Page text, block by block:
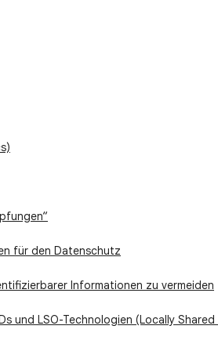
für den Datenschutz
Informationen zu vermeiden
und LSO-Technologien (Locally